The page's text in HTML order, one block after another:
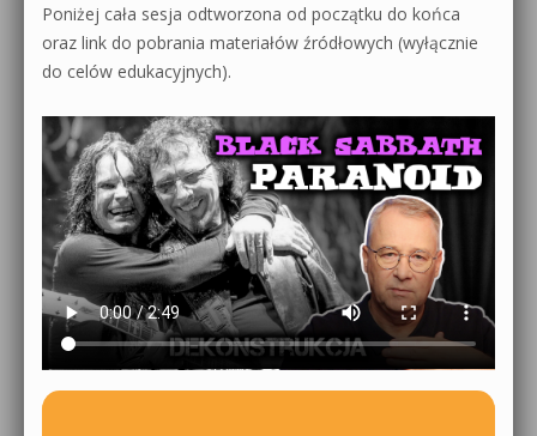
Poniżej cała sesja odtworzona od początku do końca
oraz link do pobrania materiałów źródłowych (wyłącznie
do celów edukacyjnych).